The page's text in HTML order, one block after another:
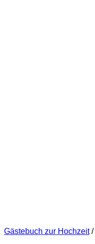
Gästebuch zur Hochzeit /